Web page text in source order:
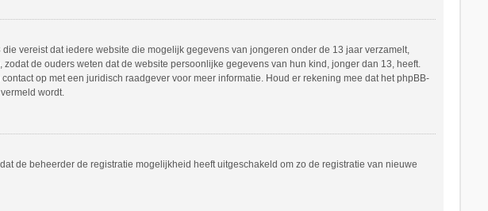
vereist dat iedere website die mogelijk gegevens van jongeren onder de 13 jaar verzamelt,
de ouders weten dat de website persoonlijke gegevens van hun kind, jonger dan 13, heeft.
op met een juridisch raadgever voor meer informatie. Houd er rekening mee dat het phpBB-
wordt.
de beheerder de registratie mogelijkheid heeft uitgeschakeld om zo de registratie van nieuwe